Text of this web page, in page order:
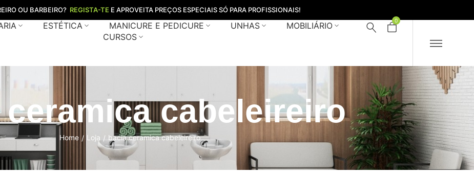
OU BARBEIRO? REGISTA-TE E APROVEITA PREÇOS ESPECIAIS SÓ PARA PROFISSIONAIS!
ESTÉTICA MANICURE E PEDICURE UNHAS
MOBILIÁRIO
CURSOS
0
cabeleireiro
Home / Loja / bacia ceramica cabeleireiro